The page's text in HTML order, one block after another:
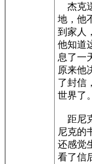
杰克
地，他
到家人
他知道
息了一
原来他
了封信
世界了。
距尼
尼克的
还感觉
看了信